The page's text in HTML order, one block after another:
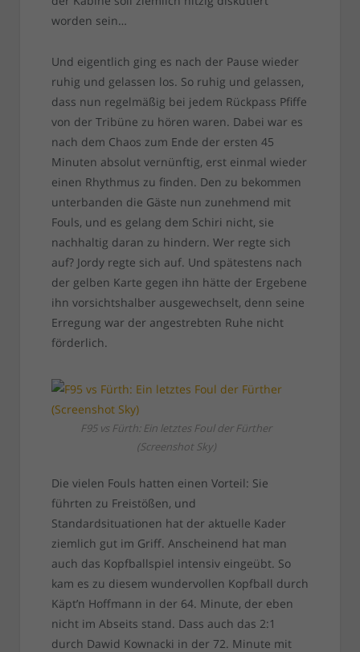
worden sein…
Und eigentlich ging es nach der Pause wieder
ruhig und gelassen los. So ruhig und gelassen,
dass nun regelmäßig bei jedem Rückpass Pfiffe
von der Tribüne zu hören waren. Dabei war es
nach dem Chaos zum Ende der ersten 45
Minuten absolut vernünftig, erst einmal wieder
einen Rhythmus zu finden. Den zu bekommen
unterbanden die Gäste nun zunehmend mit
Fouls, und es gelang dem Schiri nicht, sie
nachhaltig daran zu hindern. Wer regte sich
auf? Jordy regte sich auf. Und spätestens nach
der gelben Karte gegen ihn hätte der Ergebene
ihn vorsichtshalber ausgewechselt, denn seine
Erregung war der angestrebten Ruhe nicht
förderlich.
F95 vs Fürth: Ein letztes Foul der Fürther
(Screenshot Sky)
Die vielen Fouls hatten einen Vorteil: Sie
führten zu Freistößen, und
Standardsituationen hat der aktuelle Kader
ziemlich gut im Griff. Anscheinend hat man
auch das Kopfballspiel intensiv eingeübt. So
kam es zu diesem wundervollen Kopfball durch
Käpt’n Hoffmann in der 64. Minute, der eben
nicht im Abseits stand. Dass auch das 2:1
durch Dawid Kownacki in der 72. Minute mit